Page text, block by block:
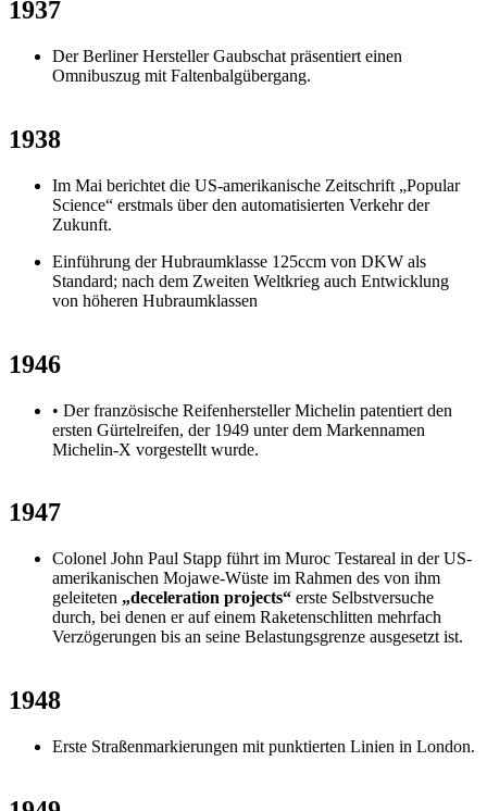
1937
Der Berliner Hersteller Gaubschat präsentiert einen
Omnibuszug mit Faltenbalgübergang.
1938
Im Mai berichtet die US-amerikanische Zeitschrift „Popular
Science“ erstmals über den automatisierten Verkehr der
Zukunft.
Einführung der Hubraumklasse 125ccm von DKW als
Standard; nach dem Zweiten Weltkrieg auch Entwicklung
von höheren Hubraumklassen
1946
• Der französische Reifenhersteller Michelin patentiert den
ersten Gürtelreifen, der 1949 unter dem Markennamen
Michelin-X vorgestellt wurde.
1947
Colonel John Paul Stapp führt im Muroc Testareal in der US-
amerikanischen Mojawe-Wüste im Rahmen des von ihm
geleiteten „deceleration projects“ erste Selbstversuche
durch, bei denen er auf einem Raketenschlitten mehrfach
Verzögerungen bis an seine Belastungsgrenze ausgesetzt ist.
1948
Erste Straßenmarkierungen mit punktierten Linien in London.